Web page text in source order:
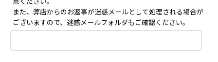
また、弊店からのお返事が迷惑メールとして処理される場合が
ございますので、迷惑メールフォルダもご確認ください。